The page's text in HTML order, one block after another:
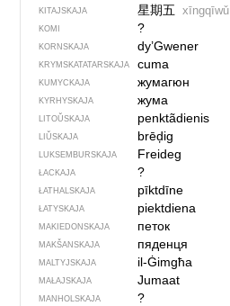
KITAJSKAJA 星期五 xīngqīwǔ
KOMI ?
KORNSKAJA dy’Gwener
KRYMSKA­TATARSKAJA cuma
KUMYCKAJA жумагюн
KYRHYSKAJA жума
LITOŬSKAJA penktãdienis
LIŬSKAJA brēḑig
LUKSEMBURSKAJA Freideg
ŁACKAJA ?
ŁATHALSKAJA pīktdīne
ŁATYSKAJA piektdiena
MAKIEDONSKAJA петок
MAKŠANSKAJA пяденця
MALTYJSKAJA il-Ġimgħa
MAŁAJSKAJA Jumaat
MANHOLSKAJA ?